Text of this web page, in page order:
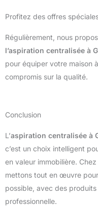
Profitez des offres
Régulièrement, nous
l’aspiration centralisée à
pour équiper votre maison
compromis sur la qualité.
Conclusion
L’aspiration centralisée à
c’est un choix intelligent
en valeur immobilière. Chez
mettons tout en œuvre
possible, avec des
professionnelle.